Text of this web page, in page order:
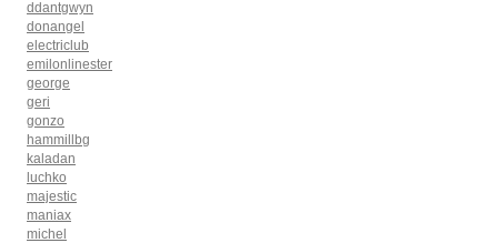
ddantgwyn
donangel
electriclub
emilonlinester
george
geri
gonzo
hammillbg
kaladan
luchko
majestic
maniax
michel